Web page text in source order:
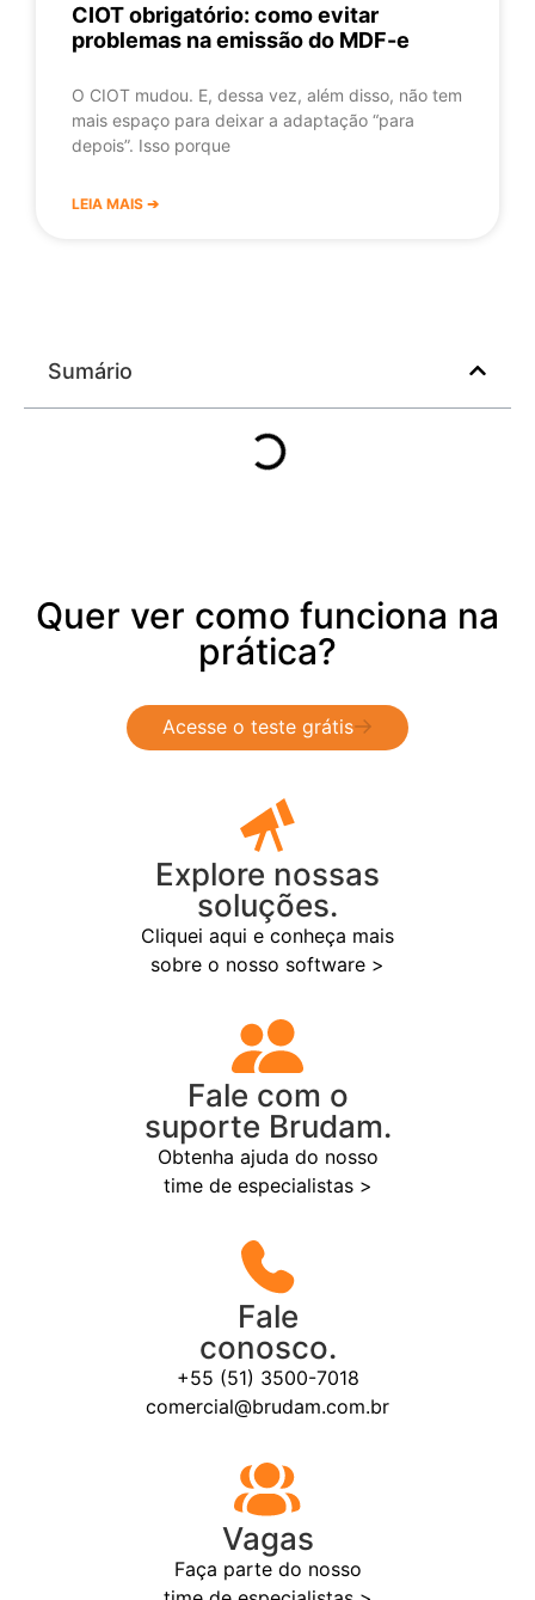
CIOT obrigatório: como evitar
problemas na emissão do MDF-e
O CIOT mudou. E, dessa vez, além disso, não tem
mais espaço para deixar a adaptação “para
depois”. Isso porque
LEIA MAIS ➔
Sumário
Quer ver como funciona na
prática?
Acesse o teste grátis
Explore nossas
soluções.
Cliquei aqui e conheça mais
sobre o nosso software >
Fale com o
suporte Brudam.
Obtenha ajuda do nosso
time de especialistas >
Fale
conosco.
+55 (51) 3500-7018
comercial@brudam.com.br
Vagas
Faça parte do nosso